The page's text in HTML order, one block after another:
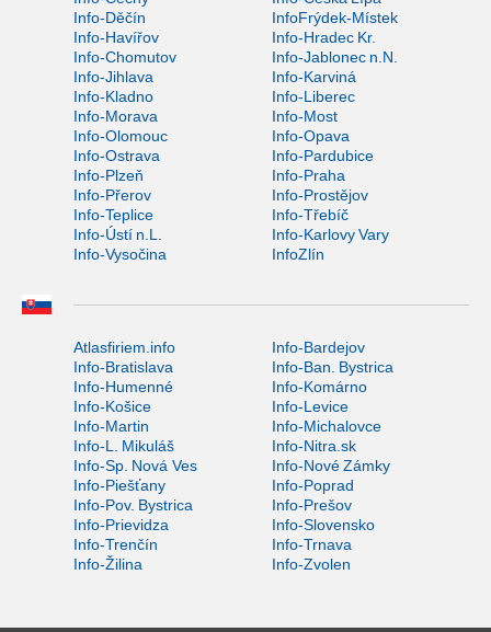
Info-Děčín
InfoFrýdek-Místek
Info-Havířov
Info-Hradec Kr.
Info-Chomutov
Info-Jablonec n.N.
Info-Jihlava
Info-Karviná
Info-Kladno
Info-Liberec
Info-Morava
Info-Most
Info-Olomouc
Info-Opava
Info-Ostrava
Info-Pardubice
Info-Plzeň
Info-Praha
Info-Přerov
Info-Prostějov
Info-Teplice
Info-Třebíč
Info-Ústí n.L.
Info-Karlovy Vary
Info-Vysočina
InfoZlín
Atlasfiriem.info
Info-Bardejov
Info-Bratislava
Info-Ban. Bystrica
Info-Humenné
Info-Komárno
Info-Košice
Info-Levice
Info-Martin
Info-Michalovce
Info-L. Mikuláš
Info-Nitra.sk
Info-Sp. Nová Ves
Info-Nové Zámky
Info-Piešťany
Info-Poprad
Info-Pov. Bystrica
Info-Prešov
Info-Prievidza
Info-Slovensko
Info-Trenčín
Info-Trnava
Info-Žilina
Info-Zvolen